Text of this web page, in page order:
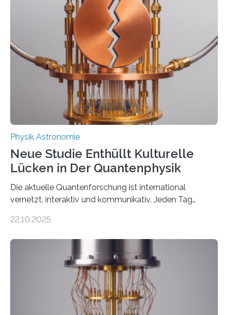
vermutet, weltweit war nach den passenden
Atomkern-Zuständen gesucht worden, 2024 gelang
einem Team der TU Wien mit Unterstützung
internationaler Partner der entscheidende Durchbruch:
Der lange diskutierte Thorium-Kernübergang wurde
gefunden. Kurz darauf konnte man zeigen, dass sich
Thorium tatsächlich nutzen lässt, um hochpräzise…
Physik Astronomie
Neue Studie Enthüllt Kulturelle
Lücken in Der Quantenphysik
Die aktuelle Quantenforschung ist international
vernetzt, interaktiv und kommunikativ. Jeden Tag
oft von Autor*innen, die eng zusammenarbeiten. Neue
werden schnell weiterentwickelt. Dies ist der Alltag in
der Forschung der Quantentheorie, die dieses Jahr 100
Jahre alt geworden ist, weshalb die UNESCO 2025 zum
Internationalen Jahr der Quantenwissenschaft und -
technologie ausgerufen hat. Doch nun hat eine
22.10.2025